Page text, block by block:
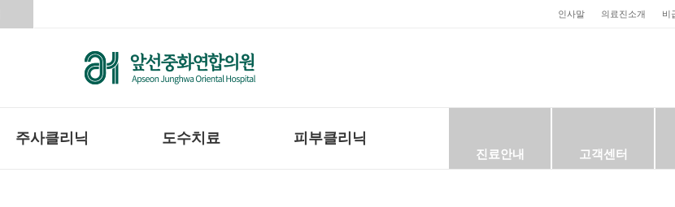
비
의료진소개
인사말
주사클리닉 도수치료 피부클리닉
진료안내 고객센터